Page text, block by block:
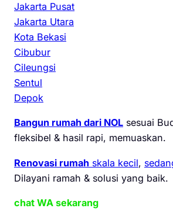
Jakarta Pusat
Jakarta Utara
Kota Bekasi
Cibubur
Cileungsi
Sentul
Depok
Bangun rumah dari NOL sesuai
fleksibel & hasil rapi, memuaskan.
Renovasi rumah skala kecil,
Dilayani ramah & solusi yang baik.
chat WA sekarang